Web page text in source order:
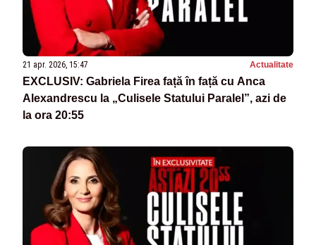
21 apr. 2026, 15:47 Actualitate
EXCLUSIV: Gabriela Firea față în față cu Anca
Alexandrescu la „Culisele Statului Paralel”, azi de
la ora 20:55